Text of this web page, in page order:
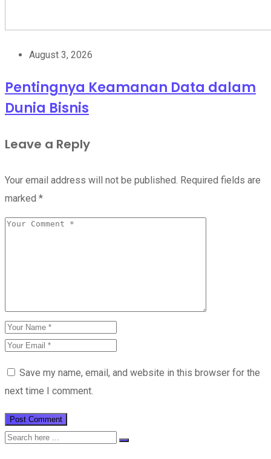
August 3, 2026
Pentingnya Keamanan Data dalam
Dunia Bisnis
Leave a Reply
Your email address will not be published. Required fields are
marked *
Save my name, email, and website in this browser for the
next time I comment.